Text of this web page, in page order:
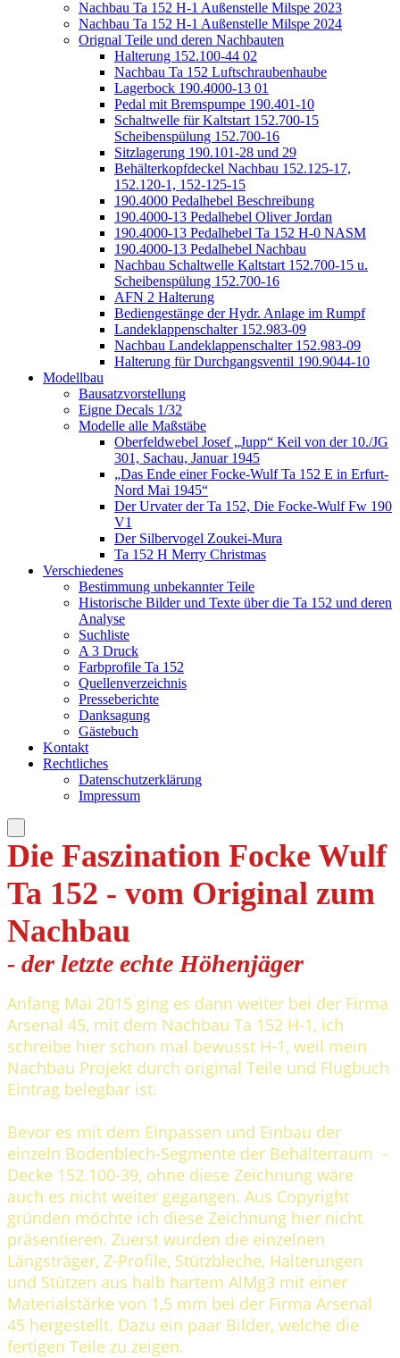
Nachbau Ta 152 H-1 Außenstelle Milspe 2023
Nachbau Ta 152 H-1 Außenstelle Milspe 2024
Orignal Teile und deren Nachbauten
Halterung 152.100-44 02
Nachbau Ta 152 Luftschraubenhaube
Lagerbock 190.4000-13 01
Pedal mit Bremspumpe 190.401-10
Schaltwelle für Kaltstart 152.700-15
Scheibenspülung 152.700-16
Sitzlagerung 190.101-28 und 29
Behälterkopfdeckel Nachbau 152.125-17,
152.120-1, 152-125-15
190.4000 Pedalhebel Beschreibung
190.4000-13 Pedalhebel Oliver Jordan
190.4000-13 Pedalhebel Ta 152 H-0 NASM
190.4000-13 Pedalhebel Nachbau
Nachbau Schaltwelle Kaltstart 152.700-15 u.
Scheibenspülung 152.700-16
AFN 2 Halterung
Bediengestänge der Hydr. Anlage im Rumpf
Landeklappenschalter 152.983-09
Nachbau Landeklappenschalter 152.983-09
Halterung für Durchgangsventil 190.9044-10
Modellbau
Bausatzvorstellung
Eigne Decals 1/32
Modelle alle Maßstäbe
Oberfeldwebel Josef „Jupp“ Keil von der 10./JG
301, Sachau, Januar 1945
„Das Ende einer Focke-Wulf Ta 152 E in Erfurt-
Nord Mai 1945“
Der Urvater der Ta 152, Die Focke-Wulf Fw 190
V1
Der Silbervogel Zoukei-Mura
Ta 152 H Merry Christmas
Verschiedenes
Bestimmung unbekannter Teile
Historische Bilder und Texte über die Ta 152 und deren
Analyse
Suchliste
A 3 Druck
Farbprofile Ta 152
Quellenverzeichnis
Presseberichte
Danksagung
Gästebuch
Kontakt
Rechtliches
Datenschutzerklärung
Impressum
Die Faszination Focke Wulf
Ta 152 - vom Original zum
Nachbau
- der letzte echte Höhenjäger
Anfang Mai 2015 ging es dann weiter bei der Firma
Arsenal 45, mit dem Nachbau Ta 152 H-1, ich
schreibe hier schon mal bewusst H-1, weil mein
Nachbau Projekt durch original Teile und Flugbuch
Eintrag belegbar ist.
Bevor es mit dem Einpassen und Einbau der
einzeln Bodenblech-Segmente der Behälterraum -
Decke 152.100-39, ohne diese Zeichnung wäre
auch es nicht weiter gegangen. Aus Copyright
gründen möchte ich diese Zeichnung hier nicht
präsentieren. Zuerst wurden die einzelnen
Längsträger, Z-Profile, Stützbleche, Halterungen
und Stützen aus halb hartem AlMg3 mit einer
Materialstärke von 1,5 mm bei der Firma Arsenal
45 hergestellt. Dazu ein paar Bilder, welche die
fertigen Teile zu zeigen.